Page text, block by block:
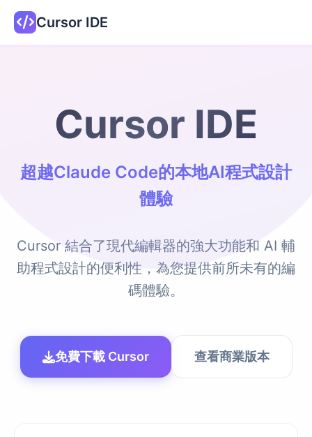
Cursor IDE
Cursor IDE
超越Claude Code的本地AI程式設計
體驗
Cursor 結合了現代編輯器的強大功能和 AI 輔
助程式設計的便利性，為您提供前所未有的編
碼體驗。
免費下載 Cursor 查看商業版本